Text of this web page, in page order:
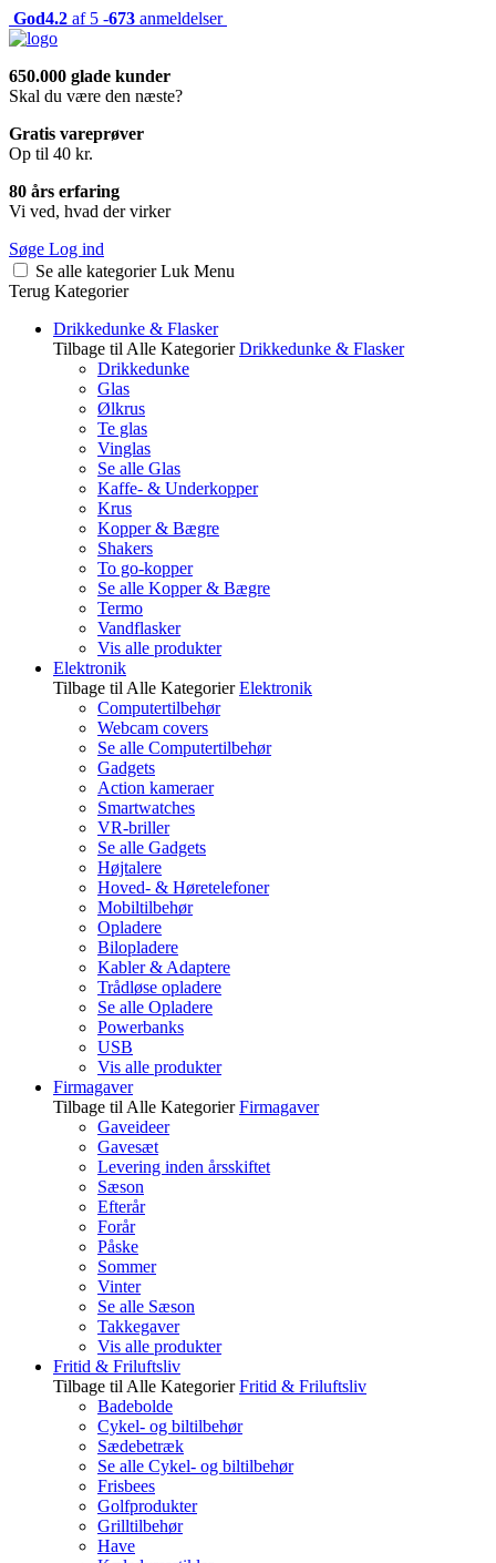
God4.2 af 5 -673 anmeldelser
650.000 glade kunder
Skal du være den næste?
Gratis vareprøver
Op til 40 kr.
80 års erfaring
Vi ved, hvad der virker
Søge Log ind
Se alle kategorier Luk Menu
Terug Kategorier
Drikkedunke & Flasker
Tilbage til Alle Kategorier Drikkedunke & Flasker
Drikkedunke
Glas
Ølkrus
Te glas
Vinglas
Se alle Glas
Kaffe- & Underkopper
Krus
Kopper & Bægre
Shakers
To go-kopper
Se alle Kopper & Bægre
Termo
Vandflasker
Vis alle produkter
Elektronik
Tilbage til Alle Kategorier Elektronik
Computertilbehør
Webcam covers
Se alle Computertilbehør
Gadgets
Action kameraer
Smartwatches
VR-briller
Se alle Gadgets
Højtalere
Hoved- & Høretelefoner
Mobiltilbehør
Opladere
Bilopladere
Kabler & Adaptere
Trådløse opladere
Se alle Opladere
Powerbanks
USB
Vis alle produkter
Firmagaver
Tilbage til Alle Kategorier Firmagaver
Gaveideer
Gavesæt
Levering inden årsskiftet
Sæson
Efterår
Forår
Påske
Sommer
Vinter
Se alle Sæson
Takkegaver
Vis alle produkter
Fritid & Friluftsliv
Tilbage til Alle Kategorier Fritid & Friluftsliv
Badebolde
Cykel- og biltilbehør
Sædebetræk
Se alle Cykel- og biltilbehør
Frisbees
Golfprodukter
Grilltilbehør
Have